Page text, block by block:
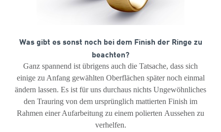
Was gibt es sonst noch bei dem Finish der Ringe zu
beachten?
Ganz spannend ist übrigens auch die Tatsache, dass sich
einige zu Anfang gewählten Oberflächen später noch einmal
ändern lassen. Es ist für uns durchaus nichts Ungewöhnliches
den Trauring von dem ursprünglich mattierten Finish im
Rahmen einer Aufarbeitung zu einem polierten Aussehen zu
verhelfen.